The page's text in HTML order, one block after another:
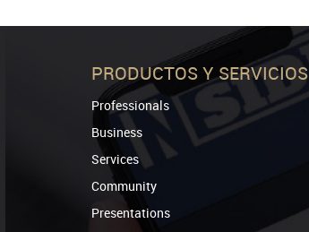
PRODUCTOS Y SERVICIOS
Professionals
Business
Services
Community
Presentations